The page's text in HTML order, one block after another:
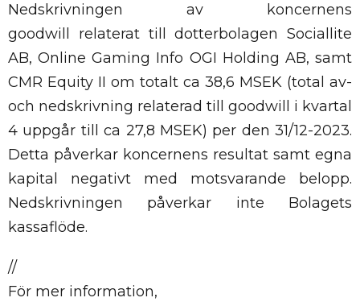
Nedskrivningen av koncernens
goodwill relaterat till dotterbolagen Sociallite
AB, Online Gaming Info OGI Holding AB, samt
CMR Equity II om totalt ca 38,6 MSEK (total av-
och nedskrivning relaterad till goodwill i kvartal
4 uppgår till ca 27,8 MSEK) per den 31/12-2023.
Detta påverkar koncernens resultat samt egna
kapital negativt med motsvarande belopp.
Nedskrivningen påverkar inte Bolagets
kassaflöde.
//
För mer information,